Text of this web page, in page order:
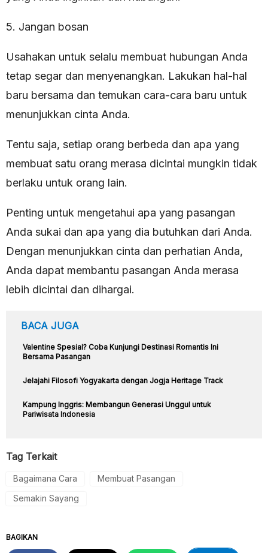
5. Jangan bosan
Usahakan untuk selalu membuat hubungan Anda
tetap segar dan menyenangkan. Lakukan hal-hal
baru bersama dan temukan cara-cara baru untuk
menunjukkan cinta Anda.
Tentu saja, setiap orang berbeda dan apa yang
membuat satu orang merasa dicintai mungkin tidak
berlaku untuk orang lain.
Penting untuk mengetahui apa yang pasangan
Anda sukai dan apa yang dia butuhkan dari Anda.
Dengan menunjukkan cinta dan perhatian Anda,
Anda dapat membantu pasangan Anda merasa
lebih dicintai dan dihargai.
BACA JUGA
Valentine Spesial? Coba Kunjungi Destinasi Romantis Ini
Bersama Pasangan
Jelajahi Filosofi Yogyakarta dengan Jogja Heritage Track
Kampung Inggris: Membangun Generasi Unggul untuk
Pariwisata Indonesia
Tag Terkait
Bagaimana Cara
Membuat Pasangan
Semakin Sayang
BAGIKAN